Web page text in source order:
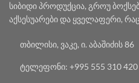
სიბიდი პროდუქცია, გროუ
აქსესუარები და ყველაფერი,
თბილისი, ვაკე, ი. აბაშიძის 86
ტელეფონი: +995 555 310 420